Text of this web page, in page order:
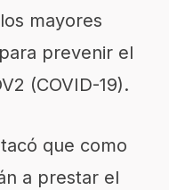
mayores
prevenir el
(COVID-19).
que como
a prestar el